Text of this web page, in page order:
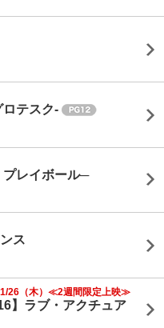
テスク-
レイボール─
ス
26（木）≪2週間限定上映≫
】ラブ・アクチュア